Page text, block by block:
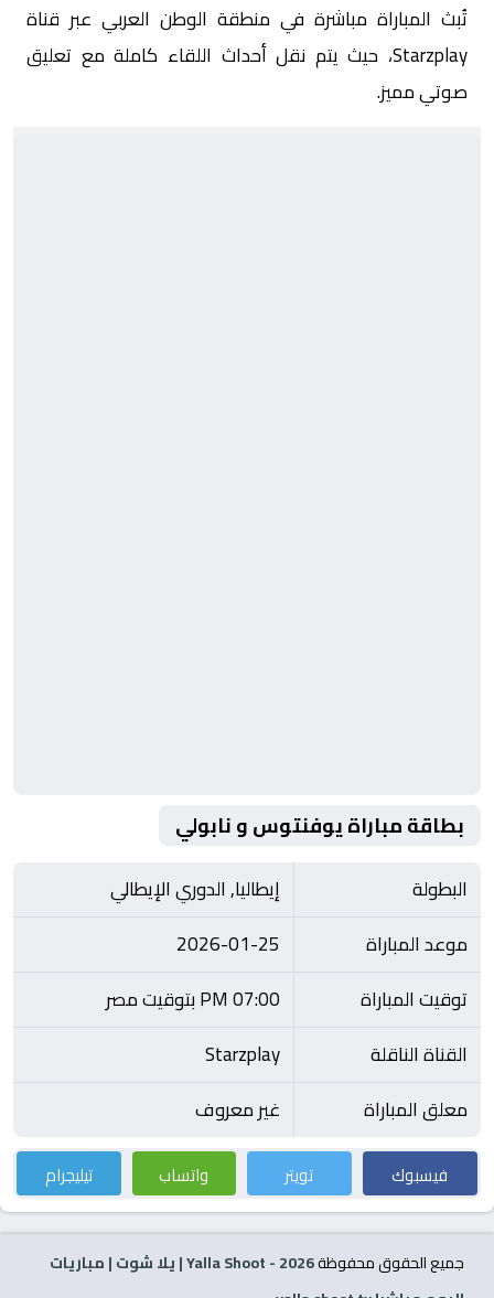
تُبث المباراة مباشرة في منطقة الوطن العربي عبر قناة
Starzplay، حيث يتم نقل أحداث اللقاء كاملة مع تعليق
صوتي مميز.
بطاقة مباراة يوفنتوس و نابولي
البطولة
إيطاليا, الدوري الإيطالي
موعد المباراة
2026-01-25
توقيت المباراة
07:00 PM بتوقيت مصر
القناة الناقلة
Starzplay
معلق المباراة
غير معروف
فيسبوك تويتر واتساب تيليجرام
جميع الحقوق محفوظة2026
- Yalla Shoot | يلا شوت | مباريات